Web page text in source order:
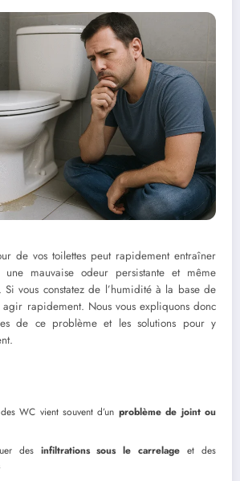
de vos toilettes peut rapidement entraîner
mauvaise odeur persistante et même
vous constatez de l’humidité à la base de
agir rapidement. Nous vous expliquons donc
de ce problème et les solutions pour y
WC vient souvent d’un problème de joint ou
des infiltrations sous le carrelage et des